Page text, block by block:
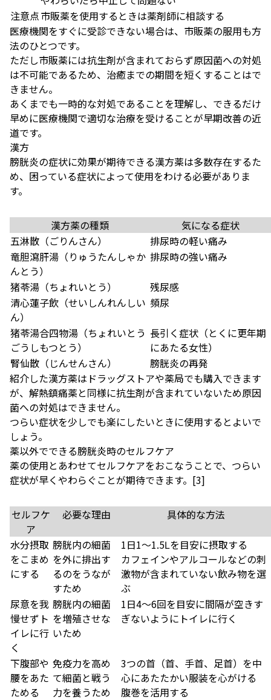
注意点市販薬を使用するときは薬剤師に相談する
医療機関をすぐに受診できない場合は、市販薬の服用も方
法のひとつです。
ただし市販薬には抗生剤が含まれておらず原因菌への対処
は不可能であるため、治癒までの期間を短くすることはで
きません。
あくまでも一時的な対処であることを理解し、できるだけ
早めに医療機関で適切な治療を受けることが早期改善の近
道です。
漢方
膀胱炎の症状に効果が期待できる漢方薬は多数存在するた
め、困っている症状によって使用をわける必要がありま
す。
漢方薬の種類
気になる症状
五淋散（ごりんさん）
排尿時の軽い痛み
竜胆瀉肝湯（りゅうたんしゃか
んとう）
排尿時の強い痛み
猪苓湯（ちょれいとう）
残尿感
清心蓮子飲（せいしんれんしい
ん）
頻尿
猪苓湯合四物湯（ちょれいとう
ごうしもつとう）
長引く症状（とくに更年期
にあたる女性）
腎仙散（じんせんさん）
膀胱炎の再発
紹介した漢方薬はドラッグストアや薬局でも購入できます
が、解熱鎮痛薬と同様に抗生剤が含まれていないため原因
菌への対処はできません。
つらい症状を少しでも楽にしたいときに使用するとよいで
しょう。
薬以外でできる膀胱炎時のセルフケア
薬の使用とあわせてセルフケアをおこなうことで、つらい
症状が早くやわらぐことが期待できます。 [3]
セルフケ
ア
必要な理由 具体的な方法
水分摂取
をこまめ
にする
膀胱内の細菌
を外に排出す
るのをうなが
すため
1日1～1.5Ⅼを目安に摂取する
カフェインやアルコールなどの刺
激物が含まれていない飲み物を選
ぶ
尿意を我
慢せずト
イレに行
く
膀胱内の細菌
を増殖させな
いため
1日4～6回を目安に間隔が空きす
ぎないようにトイレに行く
下腹部や
腰をあた
ためる
免疫力を高め
て細菌と戦う
力を養うため
3つの首（首、手首、足首）を中
心にあたたかい服装を心がける
腹巻を活用する